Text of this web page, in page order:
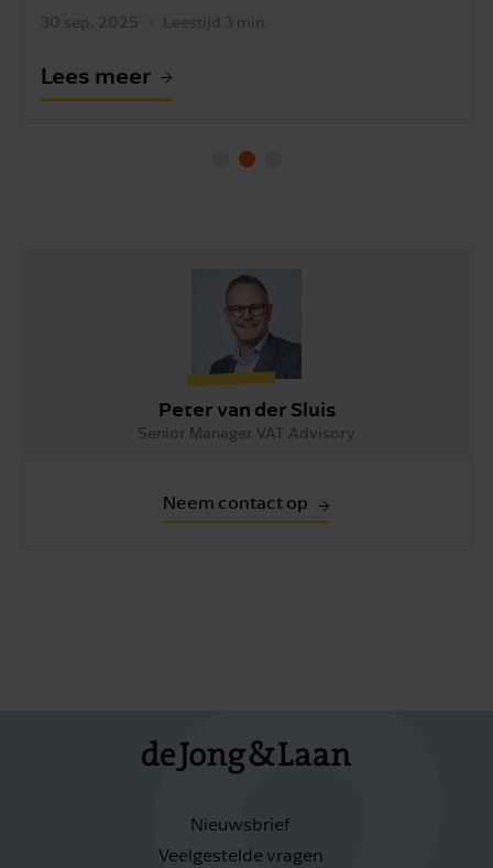
16 sep. 2025
Peter van der Sluis
Senior Manager VAT Advisory
Neem contact op
Nieuwsbrief
Veelgestelde vragen